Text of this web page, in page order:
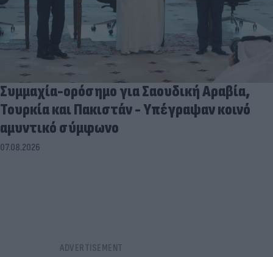
Συμμαχία-ορόσημο για Σαουδική Αραβία,
Τουρκία και Πακιστάν - Υπέγραψαν κοινό
αμυντικό σύμφωνο
07.08.2026